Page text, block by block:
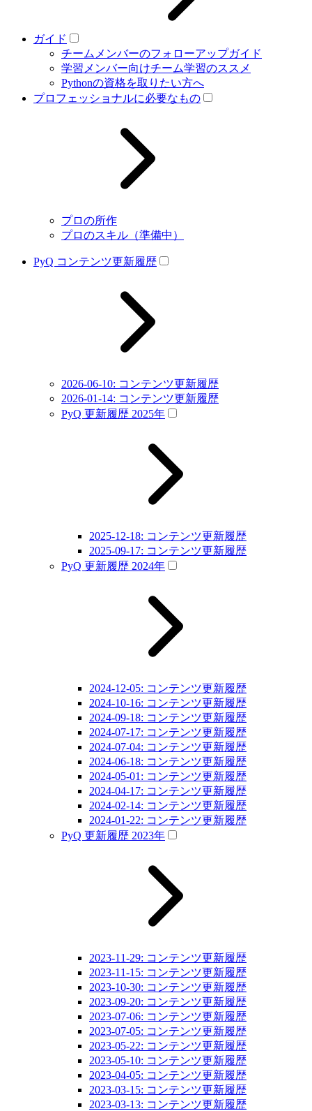
ガイド
チームメンバーのフォローアップガイド
学習メンバー向けチーム学習のススメ
Pythonの資格を取りたい方へ
プロフェッショナルに必要なもの
プロの所作
プロのスキル（準備中）
PyQ コンテンツ更新履歴
2026-06-10: コンテンツ更新履歴
2026-01-14: コンテンツ更新履歴
PyQ 更新履歴 2025年
2025-12-18: コンテンツ更新履歴
2025-09-17: コンテンツ更新履歴
PyQ 更新履歴 2024年
2024-12-05: コンテンツ更新履歴
2024-10-16: コンテンツ更新履歴
2024-09-18: コンテンツ更新履歴
2024-07-17: コンテンツ更新履歴
2024-07-04: コンテンツ更新履歴
2024-06-18: コンテンツ更新履歴
2024-05-01: コンテンツ更新履歴
2024-04-17: コンテンツ更新履歴
2024-02-14: コンテンツ更新履歴
2024-01-22: コンテンツ更新履歴
PyQ 更新履歴 2023年
2023-11-29: コンテンツ更新履歴
2023-11-15: コンテンツ更新履歴
2023-10-30: コンテンツ更新履歴
2023-09-20: コンテンツ更新履歴
2023-07-06: コンテンツ更新履歴
2023-07-05: コンテンツ更新履歴
2023-05-22: コンテンツ更新履歴
2023-05-10: コンテンツ更新履歴
2023-04-05: コンテンツ更新履歴
2023-03-15: コンテンツ更新履歴
2023-03-13: コンテンツ更新履歴